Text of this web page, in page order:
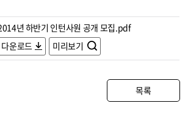
년 하반기 인턴사원 공개 모집.pdf
다운로드
미리보기
목록